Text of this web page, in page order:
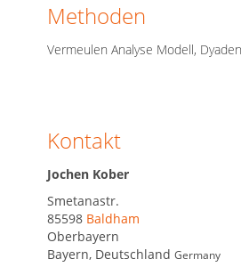
Methoden
Vermeulen Analyse Modell,
Kontakt
Jochen Kober
Smetanastr.
85598 Baldham
Oberbayern
Bayern, Deutschland Germany